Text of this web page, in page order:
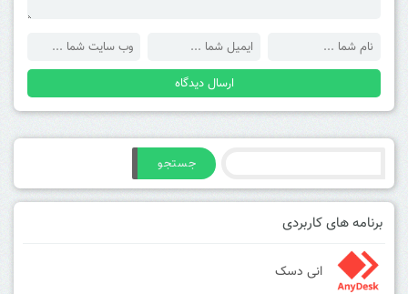
جستجو
برنامه های کاربردی
انی دسک